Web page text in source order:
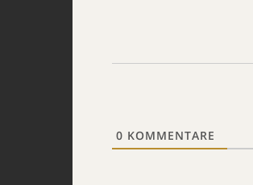
0 KOMMENTARE